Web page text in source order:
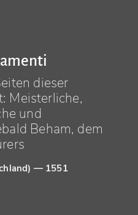
dieser
Meisterliche,
und
Beham, dem
— 1551